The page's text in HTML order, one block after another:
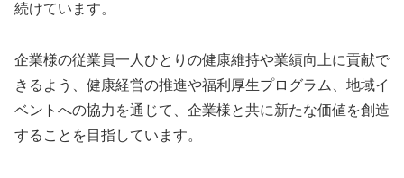
続けています。
企業様の従業員一人ひとりの健康維持や業績向上に貢献で
きるよう、健康経営の推進や福利厚生プログラム、地域イ
ベントへの協力を通じて、企業様と共に新たな価値を創造
することを目指しています。